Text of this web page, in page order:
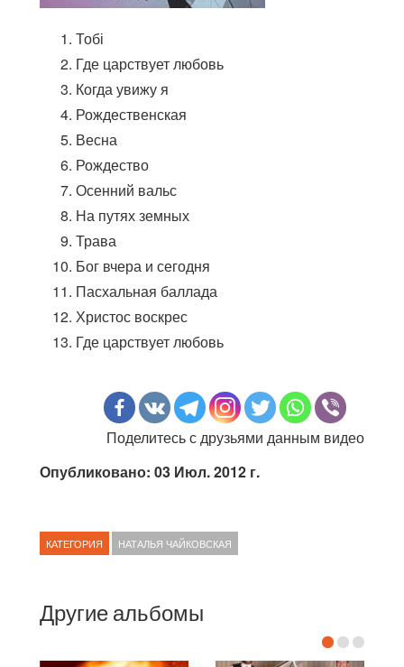
Тобі
Где царствует любовь
Когда увижу я
Рождественская
Весна
Рождество
Осенний вальс
На путях земных
Трава
Бог вчера и сегодня
Пасхальная баллада
Христос воскрес
Где царствует любовь
Поделитесь с друзьями данным видео
Опубликовано: 03 Июл. 2012 г.
КАТЕГОРИЯ НАТАЛЬЯ ЧАЙКОВСКАЯ
Другие альбомы